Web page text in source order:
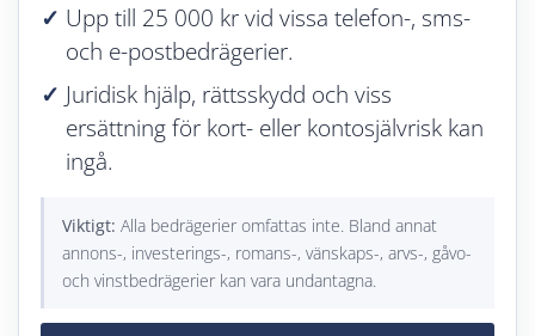
Upp till 25 000 kr vid vissa telefon-, sms-
och e-postbedrägerier.
Juridisk hjälp, rättsskydd och viss
ersättning för kort- eller kontosjälvrisk kan
ingå.
Viktigt: Alla bedrägerier omfattas inte. Bland annat
annons-, investerings-, romans-, vänskaps-, arvs-, gåvo-
och vinstbedrägerier kan vara undantagna.